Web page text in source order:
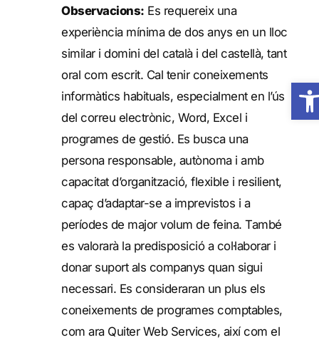
Observacions: Es requereix una
experiència mínima de dos anys en un lloc
similar i domini del català i del castellà, tant
oral com escrit. Cal tenir coneixements
informàtics habituals, especialment en l’ús
del correu electrònic, Word, Excel i
programes de gestió. Es busca una
persona responsable, autònoma i amb
capacitat d’organització, flexible i resilient,
capaç d’adaptar-se a imprevistos i a
períodes de major volum de feina. També
es valorarà la predisposició a col·laborar i
donar suport als companys quan sigui
necessari. Es consideraran un plus els
coneixements de programes comptables,
com ara Quiter Web Services, així com el